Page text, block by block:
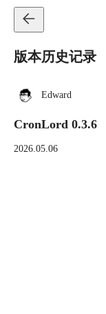
版本历史记录
Edward
CronLord 0.3.6
2026.05.06